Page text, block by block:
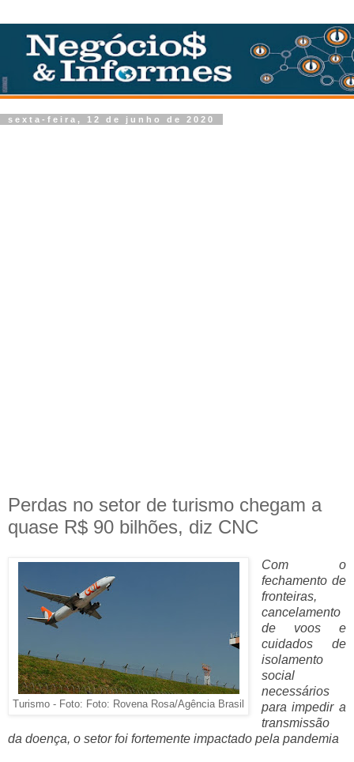
sexta-feira, 12 de junho de 2020
Perdas no setor de turismo chegam a
quase R$ 90 bilhões, diz CNC
Turismo - Foto: Foto: Rovena Rosa/Agência Brasil
Com o
fechamento de
fronteiras,
cancelamento
de voos e
cuidados de
isolamento
social
necessários
para impedir a
transmissão
da doença, o setor foi fortemente impactado pela pandemia